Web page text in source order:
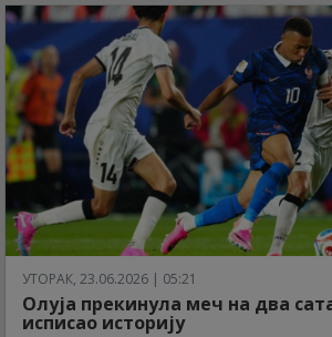
УТОРАК, 23.06.2026 | 05:21
Олуја прекинула меч на два
исписао историју